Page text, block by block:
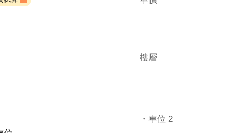
樓層
・車位 2